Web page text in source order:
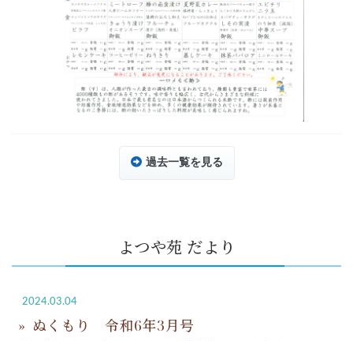
過去一覧を見る
よつや苑 だより
2024.03.04
ぬくもり 令和6年3月号